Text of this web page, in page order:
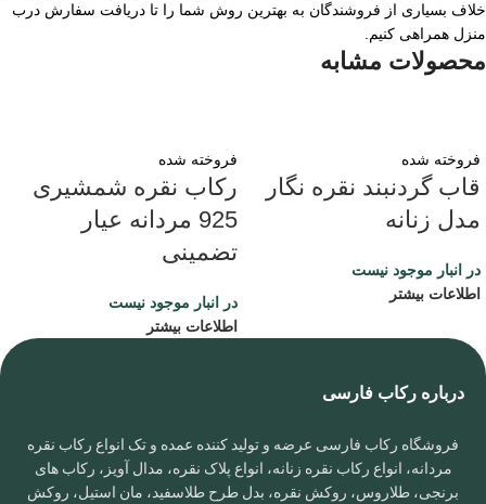
خلاف بسیاری از فروشندگان به بهترین روش شما را تا دریافت سفارش درب
منزل همراهی کنیم.
محصولات مشابه
فروخته شده
قاب گردنبند نقره نگار
مدل زنانه
در انبار موجود نیست
اطلاعات بیشتر
فروخته شده
رکاب نقره شمشیری
925 مردانه عیار
تضمینی
در انبار موجود نیست
اطلاعات بیشتر
درباره رکاب فارسی
فروشگاه رکاب فارسی عرضه و تولید کننده عمده و تک انواع رکاب نقره
مردانه، انواع رکاب نقره زنانه، انواع پلاک نقره، مدال آویز، رکاب های
برنجی، طلاروس، روکش نقره، بدل طرح طلاسفید، مان استیل، روکش